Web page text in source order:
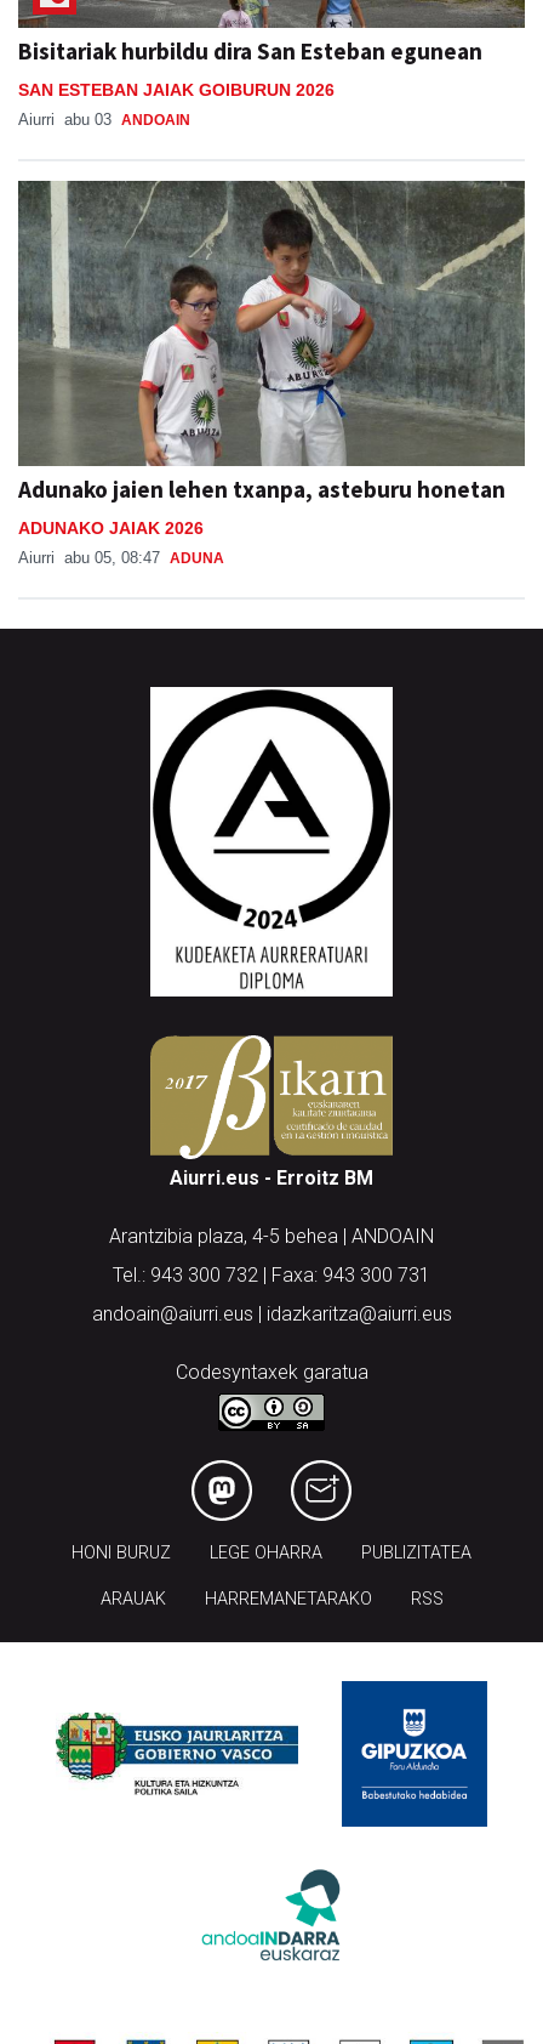
Bisitariak hurbildu dira San Esteban egunean
SAN ESTEBAN JAIAK GOIBURUN 2026
Aiurri abu 03 ANDOAIN
Adunako jaien lehen txanpa, asteburu honetan
ADUNAKO JAIAK 2026
Aiurri abu 05, 08:47 ADUNA
Aiurri.eus - Erroitz BM
Arantzibia plaza, 4-5 behea | ANDOAIN
Tel.: 943 300 732 | Faxa: 943 300 731
andoain@aiurri.eus | idazkaritza@aiurri.eus
Codesyntaxek garatua
HONI BURUZ LEGE OHARRA PUBLIZITATEA
ARAUAK HARREMANETARAKO RSS